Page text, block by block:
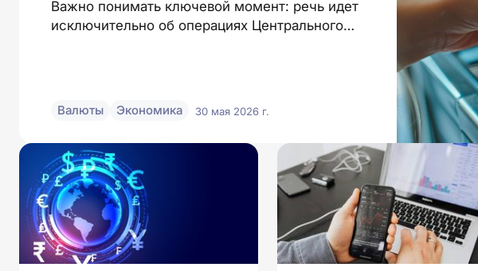
Важно понимать ключевой момент: речь идет
исключительно об операциях Центрального
Валюты Экономика 30 мая 2026 г.